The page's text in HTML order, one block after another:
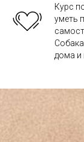
Курс
уметь
дома и